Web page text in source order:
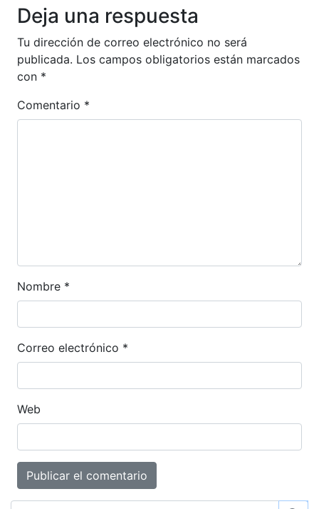
Deja una respuesta
Tu dirección de correo electrónico no será
publicada. Los campos obligatorios están marcados
con *
Comentario *
Nombre *
Correo electrónico *
Web